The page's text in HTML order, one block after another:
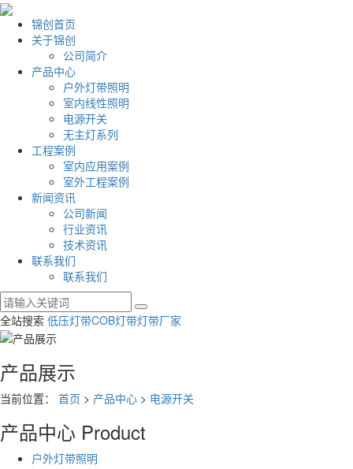
锦创首页
关于锦创
公司简介
产品中心
户外灯带照明
室内线性照明
电源开关
无主灯系列
工程案例
室内应用案例
室外工程案例
新闻资讯
公司新闻
行业资讯
技术资讯
联系我们
联系我们
全站搜索 低压灯带COB灯带灯带厂家
产品展示
当前位置： 首页 > 产品中心 > 电源开关
产品中心 Product
户外灯带照明